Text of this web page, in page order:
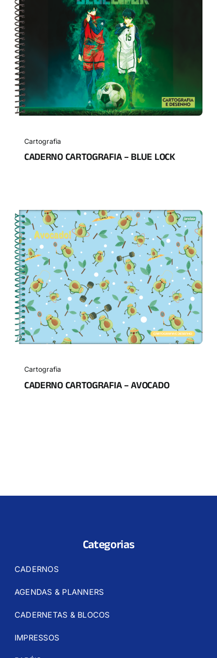
Cartografia
CADERNO CARTOGRAFIA – BLUE LOCK
Cartografia
CADERNO CARTOGRAFIA – AVOCADO
Categorias
CADERNOS
AGENDAS & PLANNERS
CADERNETAS & BLOCOS
IMPRESSOS